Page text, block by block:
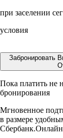
при заселении
условия
Забронировать
Пока платить не
бронирования
Мгновенное
в размере